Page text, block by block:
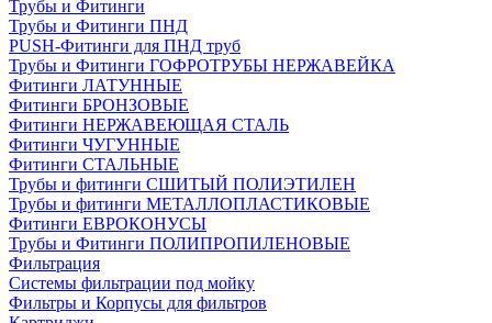
Трубы и Фитинги
Трубы и Фитинги ПНД
PUSH-Фитинги для ПНД труб
Трубы и Фитинги ГОФРОТРУБЫ НЕРЖАВЕЙКА
Фитинги ЛАТУННЫЕ
Фитинги БРОНЗОВЫЕ
Фитинги НЕРЖАВЕЮЩАЯ СТАЛЬ
Фитинги ЧУГУННЫЕ
Фитинги СТАЛЬНЫЕ
Трубы и фитинги СШИТЫЙ ПОЛИЭТИЛЕН
Трубы и фитинги МЕТАЛЛОПЛАСТИКОВЫЕ
Фитинги ЕВРОКОНУСЫ
Трубы и Фитинги ПОЛИПРОПИЛЕНОВЫЕ
Фильтрация
Системы фильтрации под мойку
Фильтры и Корпусы для фильтров